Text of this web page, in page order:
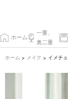
ホーム
一重、
奥二重
ホーム > メイク > イメチ